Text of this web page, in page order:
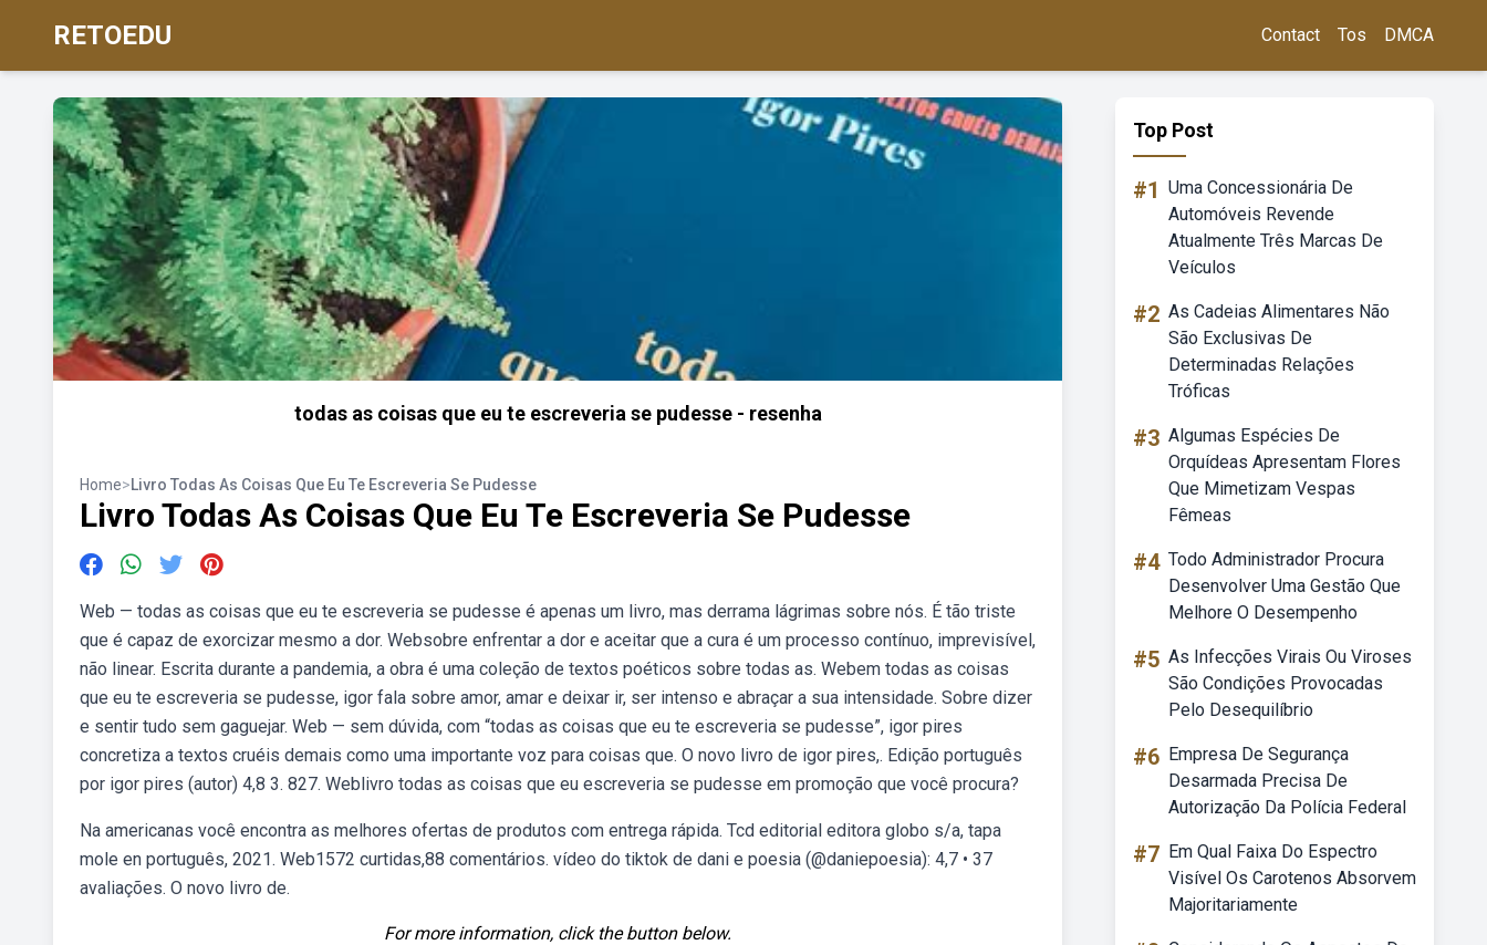
RETOEDU Contact Tos DMCA
todas as coisas que eu te escreveria se pudesse - resenha
Home>Livro Todas As Coisas Que Eu Te Escreveria Se Pudesse
Livro Todas As Coisas Que Eu Te Escreveria Se Pudesse
Web — todas as coisas que eu te escreveria se pudesse é apenas um livro, mas derrama lágrimas sobre nós. É tão triste
que é capaz de exorcizar mesmo a dor. Websobre enfrentar a dor e aceitar que a cura é um processo contínuo, imprevisível,
não linear. Escrita durante a pandemia, a obra é uma coleção de textos poéticos sobre todas as. Webem todas as coisas
que eu te escreveria se pudesse, igor fala sobre amor, amar e deixar ir, ser intenso e abraçar a sua intensidade. Sobre dizer
e sentir tudo sem gaguejar. Web — sem dúvida, com “todas as coisas que eu te escreveria se pudesse”, igor pires
concretiza a textos cruéis demais como uma importante voz para coisas que. O novo livro de igor pires,. Edição português
por igor pires (autor) 4,8 3. 827. Weblivro todas as coisas que eu escreveria se pudesse em promoção que você procura?
Na americanas você encontra as melhores ofertas de produtos com entrega rápida. Tcd editorial editora globo s/a, tapa
mole en português, 2021. Web1572 curtidas,88 comentários. vídeo do tiktok de dani e poesia (@daniepoesia): 4,7 • 37
avaliações. O novo livro de.
For more information, click the button below.
Top Post
#1 Uma Concessionária De
Automóveis Revende
Atualmente Três Marcas De
Veículos
#2 As Cadeias Alimentares Não
São Exclusivas De
Determinadas Relações
Tróficas
#3 Algumas Espécies De
Orquídeas Apresentam Flores
Que Mimetizam Vespas
Fêmeas
#4 Todo Administrador Procura
Desenvolver Uma Gestão Que
Melhore O Desempenho
#5 As Infecções Virais Ou Viroses
São Condições Provocadas
Pelo Desequilíbrio
#6 Empresa De Segurança
Desarmada Precisa De
Autorização Da Polícia Federal
#7 Em Qual Faixa Do Espectro
Visível Os Carotenos Absorvem
Majoritariamente